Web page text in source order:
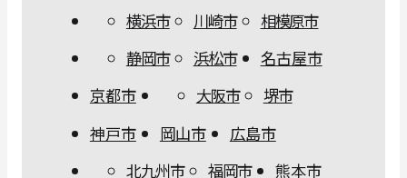
横浜市
川崎市
相模原市
静岡市
浜松市
名古屋市
京都市
大阪市
堺市
神戸市
岡山市
広島市
北九州市
福岡市 熊本市